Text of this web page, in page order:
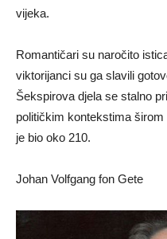
vijeka.
Romantičari su naročito
viktorijanci su ga slavili
Šekspirova djela se stalno
političkim kontekstima
je bio oko 210.
Johan Volfgang fon Gete